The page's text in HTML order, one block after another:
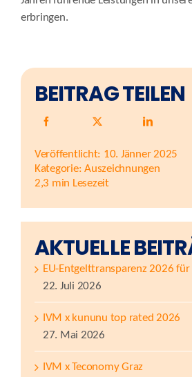
erbringen.
BEITRAG TEILEN
Veröffentlicht: 10. Jänner 2025
Kategorie:Auszeichnungen
2,3 min Lesezeit
AKTUELLE
EU-Entgelttransparenz 2026
22. Juli 2026
IVM x kununu top rated 2026
27. Mai 2026
IVM x Teconomy Graz